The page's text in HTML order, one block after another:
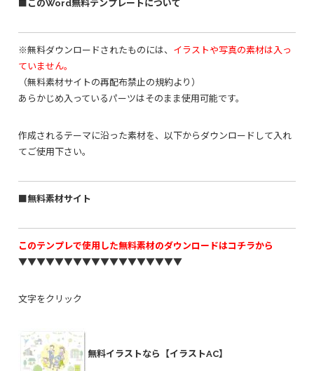
■このWord無料テンプレートについて
※無料ダウンロードされたものには、 イラストや写真の素材は入っ
ていません。
（無料素材サイトの再配布禁止の規約より）
あらかじめ入っているパーツはそのまま使用可能です。
作成されるテーマに沿った素材を、以下からダウンロードして入れ
てご使用下さい。
■無料素材サイト
このテンプレで使用した無料素材のダウンロードはコチラから
▼▼▼▼▼▼▼▼▼▼▼▼▼▼▼▼▼▼
文字をクリック
無料イラストなら【イラストAC】